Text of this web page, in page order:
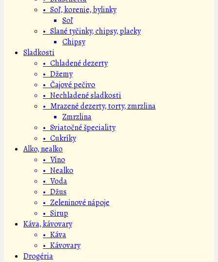
• Soľ, korenie, bylinky
Soľ
• Slané tyčinky, chipsy, placky
Chipsy
Sladkosti
• Chladené dezerty
• Džemy
• Čajové pečivo
• Nechladené sladkosti
• Mrazené dezerty, torty, zmrzlina
Zmrzlina
• Sviatočné špeciality
• Cukríky
Alko, nealko
• Víno
• Nealko
• Voda
• Džus
• Zeleninové nápoje
• Sirup
Káva, kávovary
• Káva
• Kávovary
Drogéria